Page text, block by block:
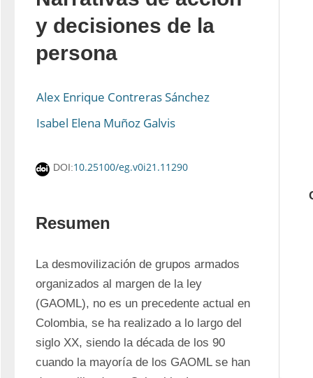
y decisiones de la
persona
Alex Enrique Contreras Sánchez
Isabel Elena Muñoz Galvis
DOI:10.25100/eg.v0i21.11290
Resumen
La desmovilización de grupos armados
organizados al margen de la ley
(GAOML), no es un precedente actual en
Colombia, se ha realizado a lo largo del
siglo XX, siendo la década de los 90
cuando la mayoría de los GAOML se han